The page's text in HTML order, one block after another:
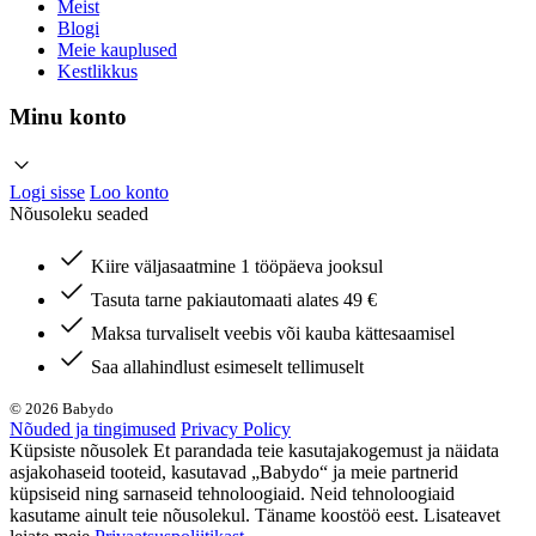
Meist
Blogi
Meie kauplused
Kestlikkus
Minu konto
Logi sisse Loo konto
Nõusoleku seaded
Kiire väljasaatmine 1 tööpäeva jooksul
Tasuta tarne pakiautomaati alates 49 €
Maksa turvaliselt veebis või kauba kättesaamisel
Saa allahindlust esimeselt tellimuselt
© 2026 Babydo
Nõuded ja tingimused Privacy Policy
Küpsiste nõusolek Et parandada teie kasutajakogemust ja näidata
asjakohaseid tooteid, kasutavad „Babydo“ ja meie partnerid
küpsiseid ning sarnaseid tehnoloogiaid. Neid tehnoloogiaid
kasutame ainult teie nõusolekul. Täname koostöö eest. Lisateavet